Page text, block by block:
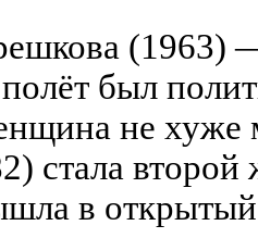
(1963)
был
не хуже
стала
в